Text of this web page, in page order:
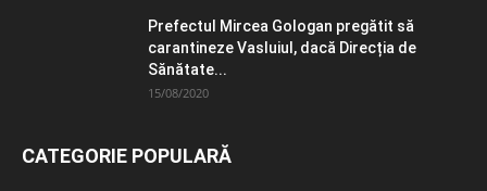
Prefectul Mircea Gologan pregătit să
carantineze Vasluiul, dacă Direcția de
Sănătate...
15/08/2020
CATEGORIE POPULARĂ